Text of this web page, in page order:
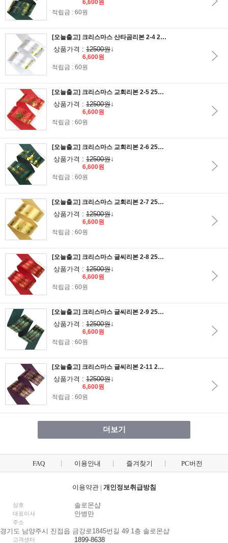
6,600원
적립금 : 60원
[오늘출고] 크리스마스 산타곰리본 2-4 25mm/은색공단리본에 금박인쇄
상품가격 : 12500원↓
6,600원
적립금 : 60원
[오늘출고] 크리스마스 교회리본 2-5 25mm/빨간공단리본에 금박인쇄
상품가격 : 12500원↓
6,600원
적립금 : 60원
[오늘출고] 크리스마스 교회리본 2-6 25mm/수박색공단리본에 금박인쇄
상품가격 : 12500원↓
6,600원
적립금 : 60원
[오늘출고] 크리스마스 교회리본 2-7 25mm/금색공단리본에 금박인쇄
상품가격 : 12500원↓
6,600원
적립금 : 60원
[오늘출고] 크리스마스 글씨리본 2-8 25mm/빨간공단리본에 금박인쇄
상품가격 : 12500원↓
6,600원
적립금 : 60원
[오늘출고] 크리스마스 글씨리본 2-9 25mm/수박색공단리본에 금박인쇄
상품가격 : 12500원↓
6,600원
적립금 : 60원
[오늘출고] 크리스마스 글씨리본 2-11 25mm/포도주색공단리본에 금박인쇄
상품가격 : 12500원↓
6,600원
적립금 : 60원
더보기
FAQ 이용안내 즐겨찾기 PC버전
이용약관| 개인정보취급방침
상호 솔로몬샵
대표이사 안병만
주소
경기도 남양주시 진접읍 금강로1845번길 49 1층 솔로몬샵
고객센터 1899-8638